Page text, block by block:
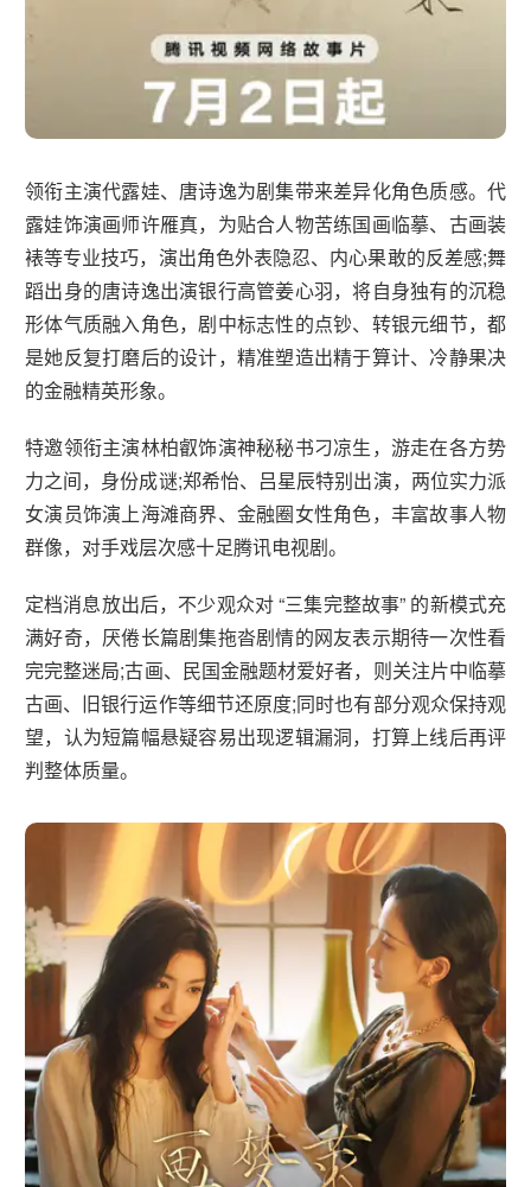
领衔主演代露娃、唐诗逸为剧集带来差异化角色质感。代
露娃饰演画师许雁真，为贴合人物苦练国画临摹、古画装
裱等专业技巧，演出角色外表隐忍、内心果敢的反差感;舞
蹈出身的唐诗逸出演银行高管姜心羽，将自身独有的沉稳
形体气质融入角色，剧中标志性的点钞、转银元细节，都
是她反复打磨后的设计，精准塑造出精于算计、冷静果决
的金融精英形象。
特邀领衔主演林柏叡饰演神秘秘书刁凉生，游走在各方势
力之间，身份成谜;郑希怡、吕星辰特别出演，两位实力派
女演员饰演上海滩商界、金融圈女性角色，丰富故事人物
群像，对手戏层次感十足腾讯电视剧。
定档消息放出后，不少观众对 “三集完整故事” 的新模式充
满好奇，厌倦长篇剧集拖沓剧情的网友表示期待一次性看
完完整迷局;古画、民国金融题材爱好者，则关注片中临摹
古画、旧银行运作等细节还原度;同时也有部分观众保持观
望，认为短篇幅悬疑容易出现逻辑漏洞，打算上线后再评
判整体质量。